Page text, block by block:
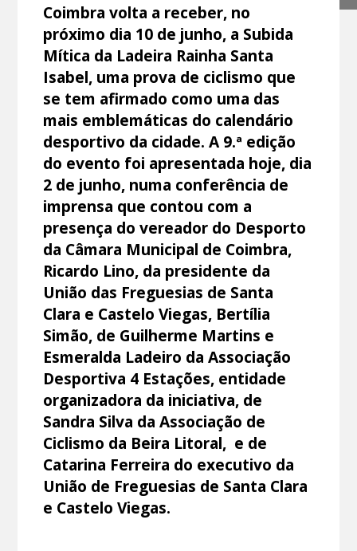
Coimbra volta a receber, no
próximo dia 10 de junho, a Subida
Mítica da Ladeira Rainha Santa
Isabel, uma prova de ciclismo que
se tem afirmado como uma das
mais emblemáticas do calendário
desportivo da cidade. A 9.ª edição
do evento foi apresentada hoje, dia
2 de junho, numa conferência de
imprensa que contou com a
presença do vereador do Desporto
da Câmara Municipal de Coimbra,
Ricardo Lino, da presidente da
União das Freguesias de Santa
Clara e Castelo Viegas, Bertília
Simão, de Guilherme Martins e
Esmeralda Ladeiro da Associação
Desportiva 4 Estações, entidade
organizadora da iniciativa, de
Sandra Silva da Associação de
Ciclismo da Beira Litoral, e de
Catarina Ferreira do executivo da
União de Freguesias de Santa Clara
e Castelo Viegas.